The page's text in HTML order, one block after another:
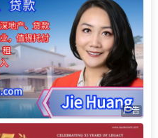
广告